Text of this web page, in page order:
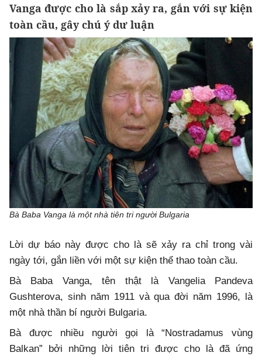
Vanga được cho là sắp xảy ra, gắn với sự kiện
toàn cầu, gây chú ý dư luận
Bà Baba Vanga là một nhà tiên tri người Bulgaria
Lời dự báo này được cho là sẽ xảy ra chỉ trong vài
ngày tới, gắn liền với một sự kiện thể thao toàn cầu.
Bà Baba Vanga, tên thật là Vangelia Pandeva
Gushterova, sinh năm 1911 và qua đời năm 1996, là
một nhà thần bí người Bulgaria.
Bà được nhiều người gọi là “Nostradamus vùng
Balkan” bởi những lời tiên tri được cho là đã ứng